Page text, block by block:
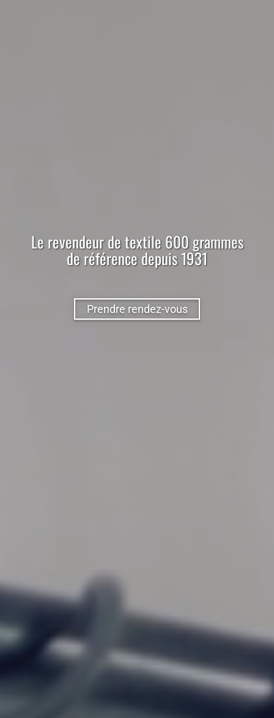
Lerevendeurdetextile 600 grammes
de référence depuis 1931
Prendre rendez-vous